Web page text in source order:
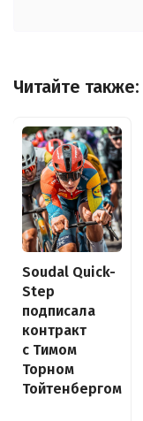
Читайте также:
Soudal Quick-
Step
подписала
контракт
с Тимом
Торном
Тойтенбергом